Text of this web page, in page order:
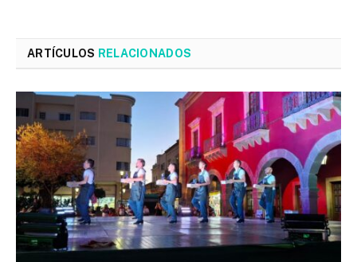
ARTÍCULOS RELACIONADOS